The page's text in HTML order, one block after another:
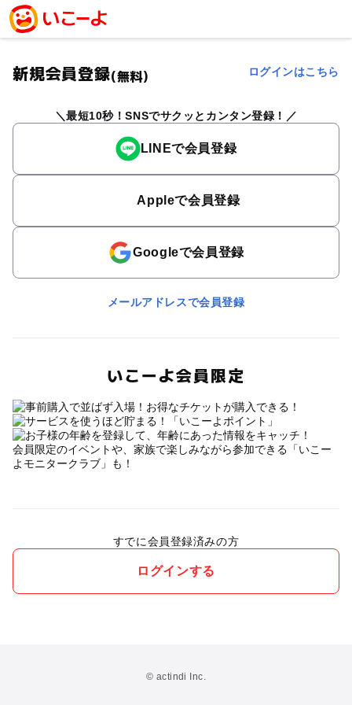
新規会員登録(無料) ログインはこちら
最短10秒！SNSでサクッとカンタン登録！
LINEで会員登録
Appleで会員登録
Googleで会員登録
メールアドレスで会員登録
いこーよ会員限定
会員限定のイベントや、家族で楽しみながら参加できる「いこー
よモニタークラブ」も！
すでに会員登録済みの方
ログインする
© actindi Inc.